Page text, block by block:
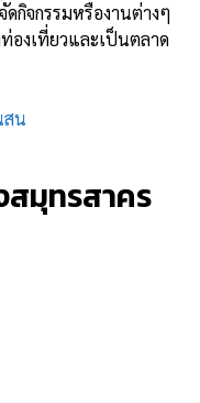
กิจกรรมหรืองานต่างๆ
งเที่ยวและเป็นตลาด
สน
สมุทรสาคร